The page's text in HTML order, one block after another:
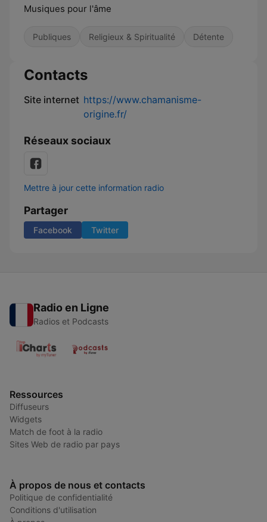
Musiques pour l'âme
Publiques Religieux & Spiritualité Détente
Contacts
Site internet https://www.chamanisme-
origine.fr/
Réseaux sociaux
Mettre à jour cette information radio
Partager
Facebook Twitter
Radio en Ligne
Radios et Podcasts
Ressources
Diffuseurs
Widgets
Match de foot à la radio
Sites Web de radio par pays
À propos de nous et contacts
Politique de confidentialité
Conditions d'utilisation